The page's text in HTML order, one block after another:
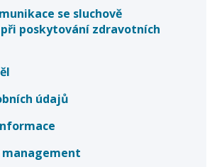
se sluchově
poskytování zdravotních
údajů